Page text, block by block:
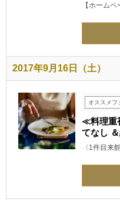
【ホーム
2017年9月16日（土）
オススメフ
≪料理重
てなし
〈1件目来